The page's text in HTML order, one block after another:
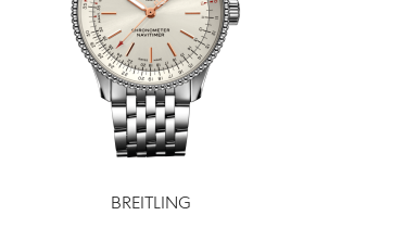
BREITLING